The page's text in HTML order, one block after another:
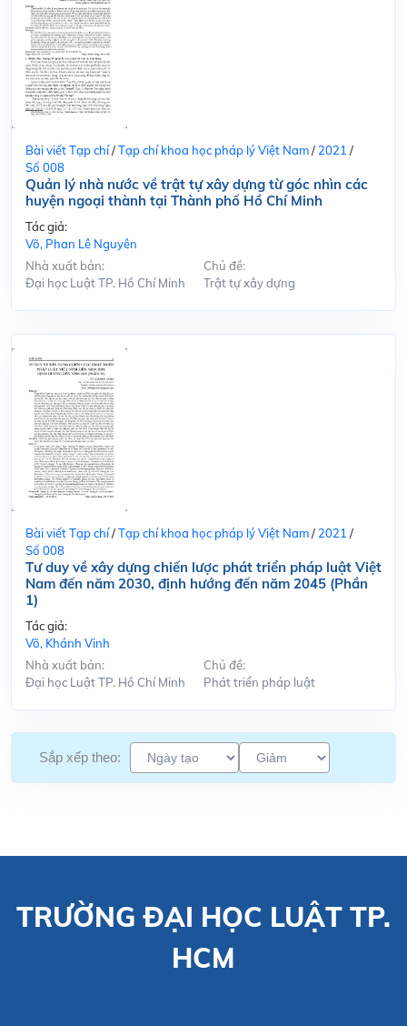
Bài viết Tạp chí/Tạp chí khoa học pháp lý Việt Nam/ 2021 /
Số 008
Quản lý nhà nước về trật tự xây dựng từ góc nhìn các
huyện ngoại thành tại Thành phố Hồ Chí Minh
Tác giả:
Võ, Phan Lê Nguyên
Nhà xuất bản:
Đại học Luật TP. Hồ Chí Minh
Chủ đề:
Trật tự xây dựng
Bài viết Tạp chí/Tạp chí khoa học pháp lý Việt Nam/ 2021 /
Số 008
Tư duy về xây dựng chiến lược phát triển pháp luật Việt
Nam đến năm 2030, định hướng đến năm 2045 (Phần
1)
Tác giả:
Võ, Khánh Vinh
Nhà xuất bản:
Đại học Luật TP. Hồ Chí Minh
Chủ đề:
Phát triển pháp luật
Sắp xếp theo:
TRƯỜNG ĐẠI HỌC LUẬT TP.
HCM